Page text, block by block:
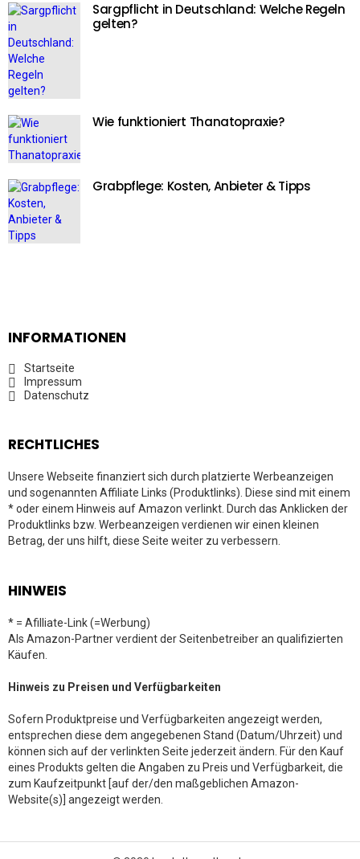
Sargpflicht in Deutschland: Welche Regeln
gelten?
Wie funktioniert Thanatopraxie?
Grabpflege: Kosten, Anbieter & Tipps
INFORMATIONEN
Startseite
Impressum
Datenschutz
RECHTLICHES
Unsere Webseite finanziert sich durch platzierte Werbeanzeigen
und sogenannten Affiliate Links (Produktlinks). Diese sind mit einem
* oder einem Hinweis auf Amazon verlinkt. Durch das Anklicken der
Produktlinks bzw. Werbeanzeigen verdienen wir einen kleinen
Betrag, der uns hilft, diese Seite weiter zu verbessern.
HINWEIS
* = Afilliate-Link (=Werbung)
Als Amazon-Partner verdient der Seitenbetreiber an qualifizierten
Käufen.
Hinweis zu Preisen und Verfügbarkeiten
Sofern Produktpreise und Verfügbarkeiten angezeigt werden,
entsprechen diese dem angegebenen Stand (Datum/Uhrzeit) und
können sich auf der verlinkten Seite jederzeit ändern. Für den Kauf
eines Produkts gelten die Angaben zu Preis und Verfügbarkeit, die
zum Kaufzeitpunkt [auf der/den maßgeblichen Amazon-
Website(s)] angezeigt werden.